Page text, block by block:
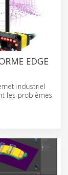
EDGE
industriel
les problèmes